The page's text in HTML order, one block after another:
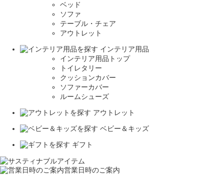
ベッド
ソファ
テーブル・チェア
アウトレット
インテリア用品
インテリア用品トップ
トイレタリー
クッションカバー
ソファーカバー
ルームシューズ
アウトレット
ベビー＆キッズ
ギフト
営業日時のご案内